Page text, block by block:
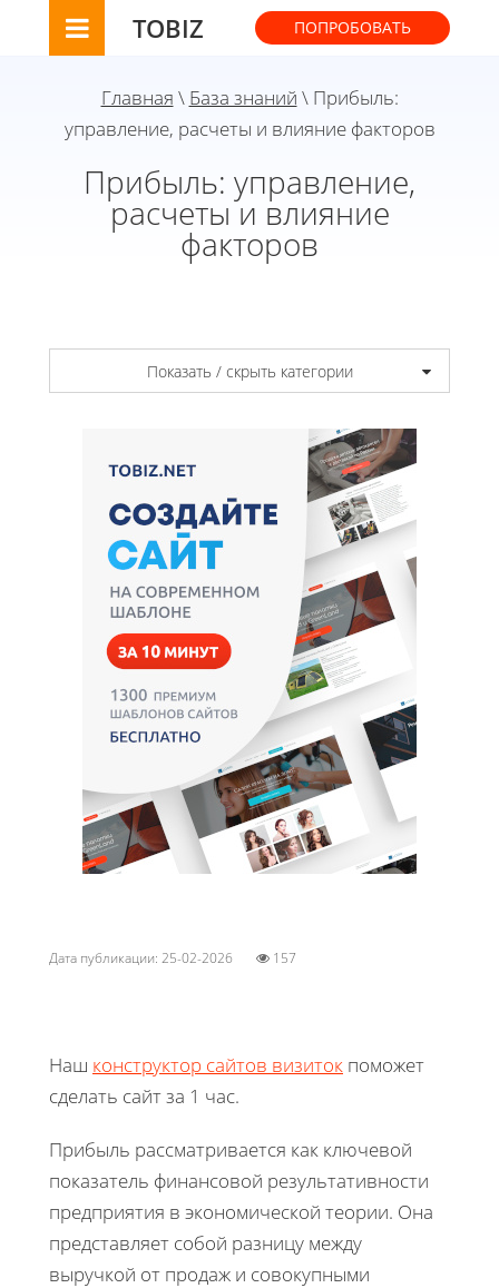
TOBIZ ПОПРОБОВАТЬ
Главная \ База знаний \ Прибыль:
управление, расчеты и влияние факторов
Прибыль: управление,
расчеты и влияние
факторов
Показать / скрыть категории
Дата публикации: 25-02-2026 157
Наш конструктор сайтов визиток поможет
сделать сайт за 1 час.
Прибыль рассматривается как ключевой
показатель финансовой результативности
предприятия в экономической теории. Она
представляет собой разницу между
выручкой от продаж и совокупными